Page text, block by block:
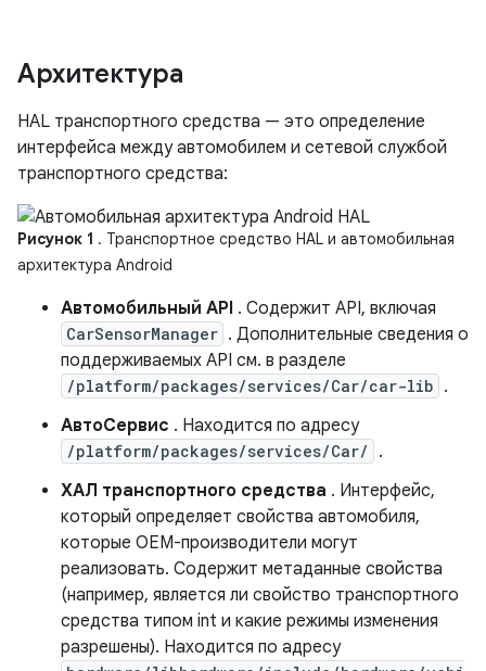
Архитектура
HAL транспортного средства — это определение
интерфейса между автомобилем и сетевой службой
транспортного средства:
Рисунок 1 . Транспортное средство HAL и автомобильная
архитектура Android
Автомобильный API . Содержит API, включая
CarSensorManager . Дополнительные сведения о
поддерживаемых API см. в разделе
/platform/packages/services/Car/car-lib .
АвтоСервис . Находится по адресу
/platform/packages/services/Car/
.
ХАЛ транспортного средства . Интерфейс,
который определяет свойства автомобиля,
которые OEM-производители могут
реализовать. Содержит метаданные свойства
(например, является ли свойство транспортного
средства типом int и какие режимы изменения
разрешены). Находится по адресу